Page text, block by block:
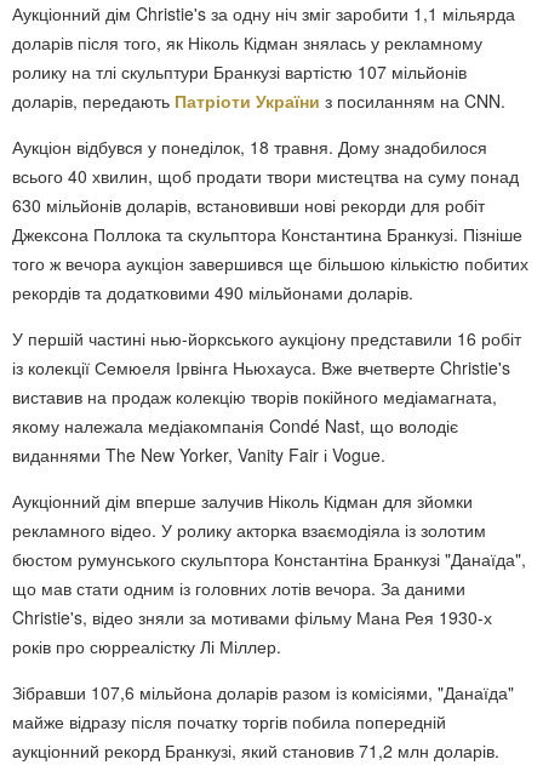
Аукціонний дім Christie's за одну ніч зміг заробити 1,1 мільярда
доларів після того, як Ніколь Кідман знялась у рекламному
ролику на тлі скульптури Бранкузі вартістю 107 мільйонів
доларів, передають Патріоти України з посиланням на CNN.
Аукціон відбувся у понеділок, 18 травня. Дому знадобилося
всього 40 хвилин, щоб продати твори мистецтва на суму понад
630 мільйонів доларів, встановивши нові рекорди для робіт
Джексона Поллока та скульптора Константина Бранкузі. Пізніше
того ж вечора аукціон завершився ще більшою кількістю побитих
рекордів та додатковими 490 мільйонами доларів.
У першій частині нью-йоркського аукціону представили 16 робіт
із колекції Семюеля Ірвінга Ньюхауса. Вже вчетверте Christie's
виставив на продаж колекцію творів покійного медіамагната,
якому належала медіакомпанія Condé Nast, що володіє
виданнями The New Yorker, Vanity Fair і Vogue.
Аукціонний дім вперше залучив Ніколь Кідман для зйомки
рекламного відео. У ролику акторка взаємодіяла із золотим
бюстом румунського скульптора Константіна Бранкузі "Данаїда",
що мав стати одним із головних лотів вечора. За даними
Christie's, відео зняли за мотивами фільму Мана Рея 1930-х
років про сюрреалістку Лі Міллер.
Зібравши 107,6 мільйона доларів разом із комісіями, "Данаїда"
майже відразу після початку торгів побила попередній
аукціонний рекорд Бранкузі, який становив 71,2 млн доларів.